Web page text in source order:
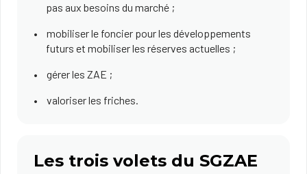
pas aux besoins du marché ;
mobiliser le foncier pour les développements
futurs et mobiliser les réserves actuelles ;
gérer les ZAE ;
valoriser les friches.
Les trois volets du SGZAE